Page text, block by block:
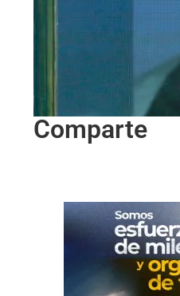
Comparte